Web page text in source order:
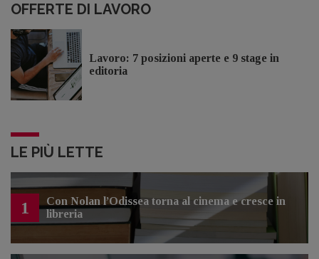
OFFERTE DI LAVORO
Lavoro: 7 posizioni aperte e 9 stage in
editoria
LE PIÙ LETTE
1
Con Nolan l’Odissea torna al cinema e cresce in
libreria